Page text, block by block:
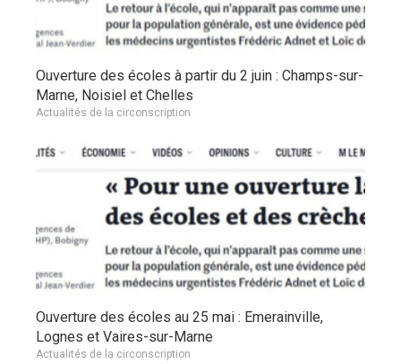
Ouverture des écoles à partir du 2 juin : Champs-sur-
Marne, Noisiel et Chelles
Actualités de la circonscription
Ouverture des écoles au 25 mai : Emerainville,
Lognes et Vaires-sur-Marne
Actualités de la circonscription